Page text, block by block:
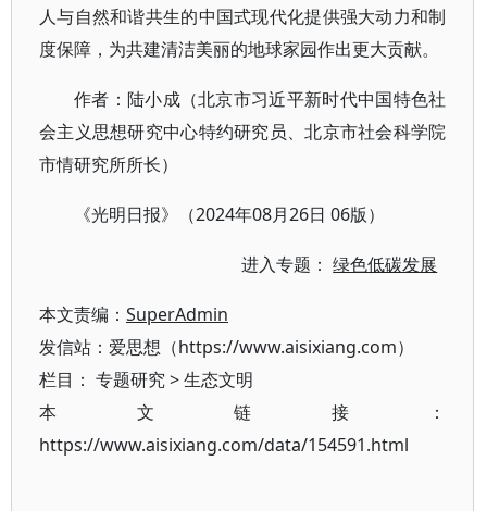
人与自然和谐共生的中国式现代化提供强大动力和制
度保障，为共建清洁美丽的地球家园作出更大贡献。
作者：陆小成（北京市习近平新时代中国特色社
会主义思想研究中心特约研究员、北京市社会科学院
市情研究所所长）
《光明日报》（2024年08月26日 06版）
进入专题：绿色低碳发展
本文责编： SuperAdmin
发信站：爱思想（https://www.aisixiang.com）
栏目： 专题研究>生态文明
本文链接：
https://www.aisixiang.com/data/154591.html